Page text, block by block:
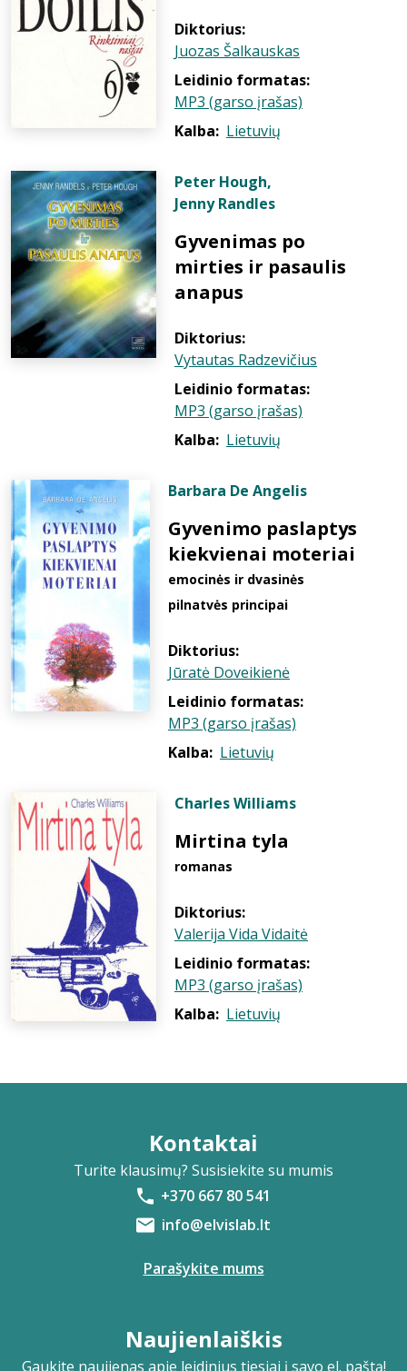
Diktorius:
Juozas Šalkauskas
Leidinio formatas:
MP3 (garso įrašas)
Kalba: Lietuvių
Peter Hough,
Jenny Randles
Gyvenimas po
mirties ir pasaulis
anapus
Diktorius:
Vytautas Radzevičius
Leidinio formatas:
MP3 (garso įrašas)
Kalba: Lietuvių
Barbara De Angelis
Gyvenimo paslaptys
kiekvienai moteriai
emocinės ir dvasinės
pilnatvės principai
Diktorius:
Jūratė Doveikienė
Leidinio formatas:
MP3 (garso įrašas)
Kalba: Lietuvių
Charles Williams
Mirtina tyla
romanas
Diktorius:
Valerija Vida Vidaitė
Leidinio formatas:
MP3 (garso įrašas)
Kalba: Lietuvių
Kontaktai
Turite klausimų? Susisiekite su mumis
+370 667 80 541
info@elvislab.lt
Parašykite mums
Naujienlaiškis
Gaukite naujienas apie leidinius tiesiai į savo el. paštą!